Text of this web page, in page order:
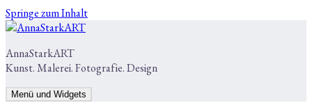
Springe zum Inhalt
AnnaStarkART
Kunst. Malerei. Fotografie. Design
Menü und Widgets